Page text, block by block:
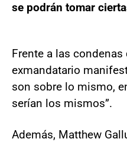
se podrán tomar
Frente a las
exmandatario
son sobre lo mismo,
serían los mismos”.
Además, Matthew